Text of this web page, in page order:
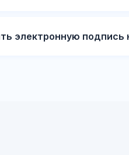
электронную